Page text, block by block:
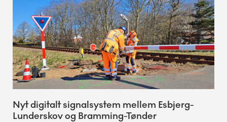
Nyt digitalt signalsystem mellem Esbjerg-
Lunderskov og Bramming-Tønder